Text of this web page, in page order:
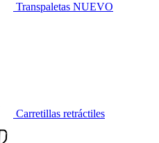
Transpaletas NUEVO
Carretillas retráctiles